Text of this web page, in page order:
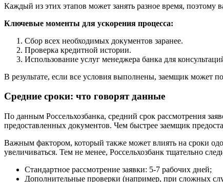
Каждый из этих этапов может занять разное время, поэтому
Ключевые моменты для ускорения процесса:
Сбор всех необходимых документов заранее.
Проверка кредитной истории.
Использование услуг менеджера банка для
В результате, если все условия выполнены, заемщик может
Средние сроки: что говорят данные
По данным Россельхозбанка, средний срок рассмотрения
предоставленных документов. Чем быстрее заемщик
Важным фактором, который также может влиять на сроки
увеличиваться. Тем не менее, Россельхозбанк тщательно
Стандартное рассмотрение заявки: 5-7 рабочих дней;
Дополнительные проверки (например, при сложных